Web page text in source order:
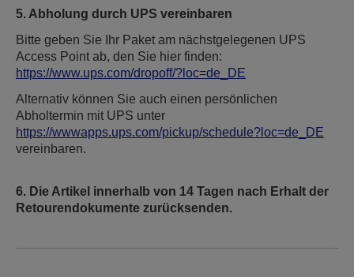
5. Abholung durch UPS vereinbaren
Bitte geben Sie Ihr Paket am nächstgelegenen UPS
Access Point ab, den Sie hier finden:
https://www.ups.com/dropoff/?loc=de_DE
Alternativ können Sie auch einen persönlichen
Abholtermin mit UPS unter
https://wwwapps.ups.com/pickup/schedule?loc=de_DE
vereinbaren.
6. Die Artikel innerhalb von 14 Tagen nach Erhalt der
Retourendokumente zurücksenden.